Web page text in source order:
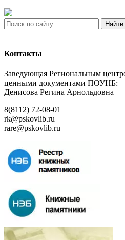
Найти
Контакты
Заведующая Региональным
ценными документами ПОУНБ:
Денисова Регина Арнольдовна
8(8112) 72-08-01
rk@pskovlib.ru
rare@pskovlib.ru